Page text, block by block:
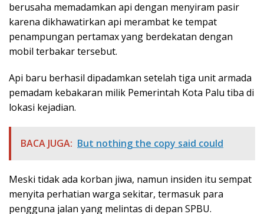
berusaha memadamkan api dengan menyiram pasir
karena dikhawatirkan api merambat ke tempat
penampungan pertamax yang berdekatan dengan
mobil terbakar tersebut.
Api baru berhasil dipadamkan setelah tiga unit armada
pemadam kebakaran milik Pemerintah Kota Palu tiba di
lokasi kejadian.
BACA JUGA: But nothing the copy said could
Meski tidak ada korban jiwa, namun insiden itu sempat
menyita perhatian warga sekitar, termasuk para
pengguna jalan yang melintas di depan SPBU.